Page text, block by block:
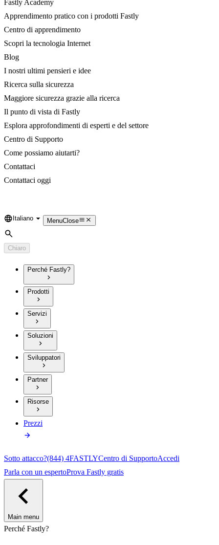
Fastly Academy
Apprendimento pratico con i prodotti Fastly
Centro di apprendimento
Scopri la tecnologia Internet
Blog
I nostri ultimi pensieri e idee
Ricerca sulla sicurezza
Maggiore sicurezza grazie alla ricerca
Il punto di vista di Fastly
Esplora approfondimenti di esperti e del settore
Centro di Supporto
Come possiamo aiutarti?
Contattaci
Contattaci oggi
Language
Italiano MenuClose
Cerca
Chiaro
Perché Fastly?
Prodotti
Servizi
Soluzioni
Sviluppatori
Partner
Risorse
Prezzi
Sotto attacco?(844) 4FASTLYCentro di SupportoAccedi
Parla con un espertoProva Fastly gratis
Main menu
Perché Fastly?